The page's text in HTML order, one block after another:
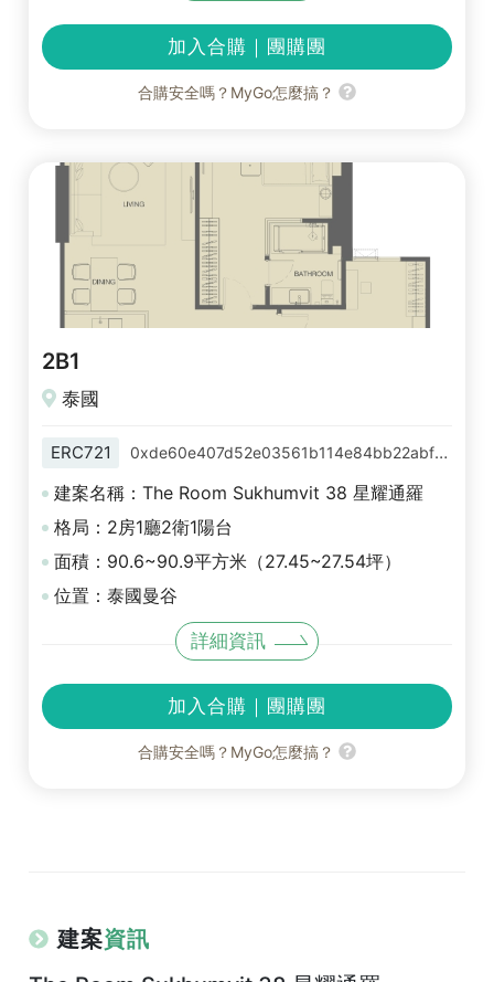
加入合購｜團購團
合購安全嗎？MyGo怎麼搞？
2B1
泰國
ERC721 0xde60e407d52e03561b114e84bb22abffa9e86a20
建案名稱：The Room Sukhumvit 38 星耀通羅
格局：2房1廳2衛1陽台
面積：90.6~90.9平方米（27.45~27.54坪）
位置：泰國曼谷
詳細資訊
加入合購｜團購團
合購安全嗎？MyGo怎麼搞？
建案資訊